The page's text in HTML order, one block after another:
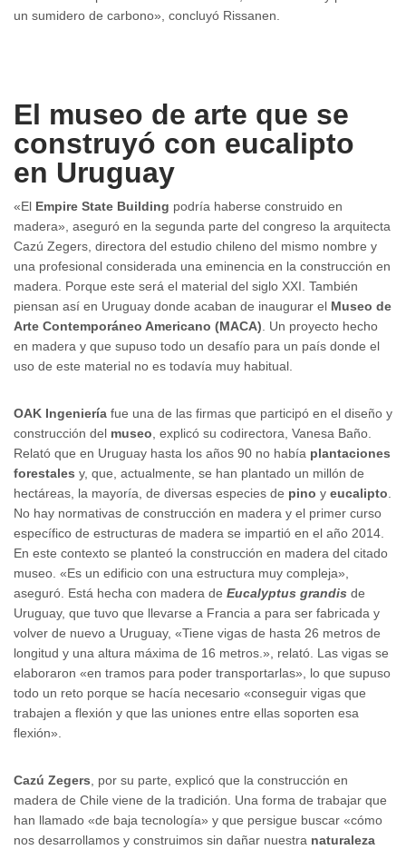
un sumidero de carbono», concluyó Rissanen.
El museo de arte que se
construyó con eucalipto
en Uruguay
«El Empire State Building podría haberse construido en
madera», aseguró en la segunda parte del congreso la arquitecta
Cazú Zegers, directora del estudio chileno del mismo nombre y
una profesional considerada una eminencia en la construcción en
madera. Porque este será el material del siglo XXI. También
piensan así en Uruguay donde acaban de inaugurar el Museo de
Arte Contemporáneo Americano (MACA) . Un proyecto hecho
en madera y que supuso todo un desafío para un país donde el
uso de este material no es todavía muy habitual.
OAK Ingeniería fue una de las firmas que participó en el diseño y
construcción del museo , explicó su codirectora, Vanesa Baño.
Relató que en Uruguay hasta los años 90 no había plantaciones
forestales y, que, actualmente, se han plantado un millón de
hectáreas, la mayoría, de diversas especies de pino y eucalipto
No hay normativas de construcción en madera y el primer curso
específico de estructuras de madera se impartió en el año 2014.
En este contexto se planteó la construcción en madera del citado
museo. «Es un edificio con una estructura muy compleja»,
aseguró. Está hecha con madera de Eucalyptus grandis de
Uruguay, que tuvo que llevarse a Francia a para ser fabricada y
volver de nuevo a Uruguay, «Tiene vigas de hasta 26 metros de
longitud y una altura máxima de 16 metros.», relató. Las vigas se
elaboraron «en tramos para poder transportarlas», lo que supuso
todo un reto porque se hacía necesario «conseguir vigas que
trabajen a flexión y que las uniones entre ellas soporten esa
flexión».
Cazú Zegers , por su parte, explicó que la construcción en
madera de Chile viene de la tradición. Una forma de trabajar que
han llamado «de baja tecnología» y que persigue buscar «cómo
nos desarrollamos y construimos sin dañar nuestra naturaleza